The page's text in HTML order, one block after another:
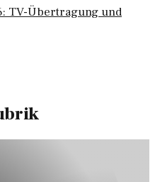
TV-Übertragung und